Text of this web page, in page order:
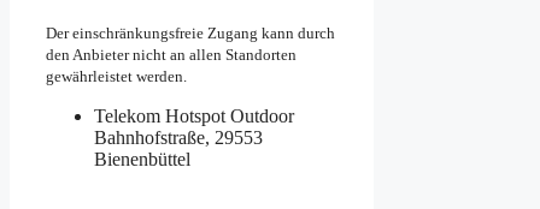
Der einschränkungsfreie Zugang kann durch
den Anbieter nicht an allen Standorten
gewährleistet werden.
Telekom Hotspot Outdoor
Bahnhofstraße, 29553
Bienenbüttel